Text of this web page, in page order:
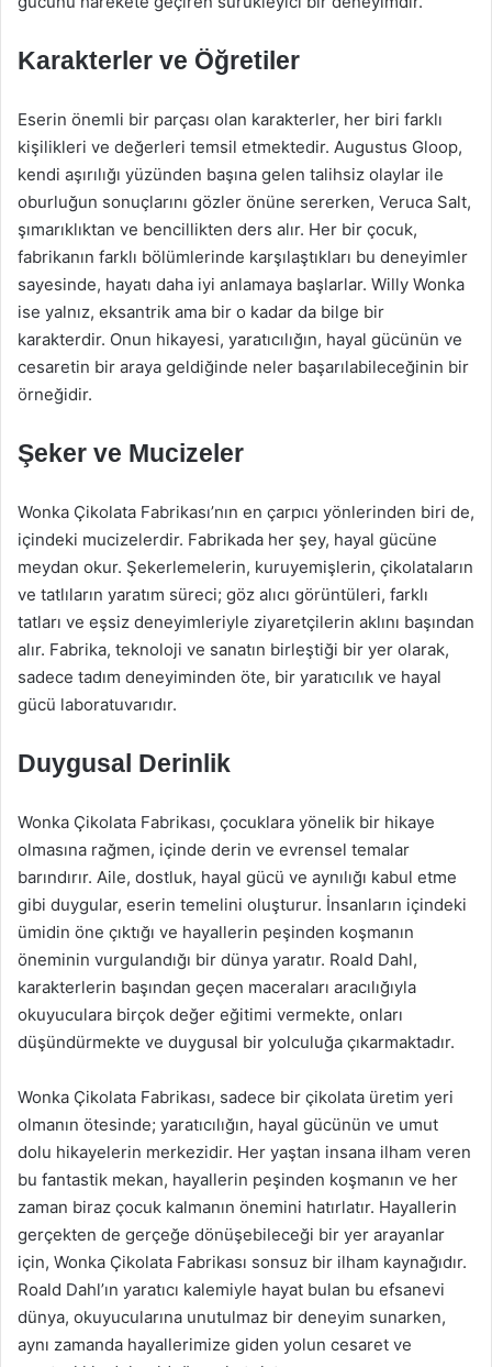
Karakterler ve Öğretiler
Eserin önemli bir parçası olan karakterler, her biri farklı
kişilikleri ve değerleri temsil etmektedir. Augustus Gloop,
kendi aşırılığı yüzünden başına gelen talihsiz olaylar ile
oburluğun sonuçlarını gözler önüne sererken, Veruca Salt,
şımarıklıktan ve bencillikten ders alır. Her bir çocuk,
fabrikanın farklı bölümlerinde karşılaştıkları bu deneyimler
sayesinde, hayatı daha iyi anlamaya başlarlar. Willy Wonka
ise yalnız, eksantrik ama bir o kadar da bilge bir
karakterdir. Onun hikayesi, yaratıcılığın, hayal gücünün ve
cesaretin bir araya geldiğinde neler başarılabileceğinin bir
örneğidir.
Şeker ve Mucizeler
Wonka Çikolata Fabrikası’nın en çarpıcı yönlerinden biri de,
içindeki mucizelerdir. Fabrikada her şey, hayal gücüne
meydan okur. Şekerlemelerin, kuruyemişlerin, çikolataların
ve tatlıların yaratım süreci; göz alıcı görüntüleri, farklı
tatları ve eşsiz deneyimleriyle ziyaretçilerin aklını başından
alır. Fabrika, teknoloji ve sanatın birleştiği bir yer olarak,
sadece tadım deneyiminden öte, bir yaratıcılık ve hayal
gücü laboratuvarıdır.
Duygusal Derinlik
Wonka Çikolata Fabrikası, çocuklara yönelik bir hikaye
olmasına rağmen, içinde derin ve evrensel temalar
barındırır. Aile, dostluk, hayal gücü ve aynılığı kabul etme
gibi duygular, eserin temelini oluşturur. İnsanların içindeki
ümidin öne çıktığı ve hayallerin peşinden koşmanın
öneminin vurgulandığı bir dünya yaratır. Roald Dahl,
karakterlerin başından geçen maceraları aracılığıyla
okuyuculara birçok değer eğitimi vermekte, onları
düşündürmekte ve duygusal bir yolculuğa çıkarmaktadır.
Wonka Çikolata Fabrikası, sadece bir çikolata üretim yeri
olmanın ötesinde; yaratıcılığın, hayal gücünün ve umut
dolu hikayelerin merkezidir. Her yaştan insana ilham veren
bu fantastik mekan, hayallerin peşinden koşmanın ve her
zaman biraz çocuk kalmanın önemini hatırlatır. Hayallerin
gerçekten de gerçeğe dönüşebileceği bir yer arayanlar
için, Wonka Çikolata Fabrikası sonsuz bir ilham kaynağıdır.
Roald Dahl’ın yaratıcı kalemiyle hayat bulan bu efsanevi
dünya, okuyucularına unutulmaz bir deneyim sunarken,
aynı zamanda hayallerimize giden yolun cesaret ve